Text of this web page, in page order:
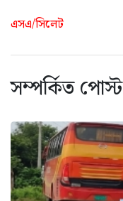
এসএ/সিলেট
সম্পর্কিত পোস্ট